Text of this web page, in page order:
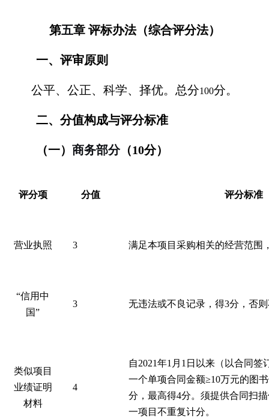
第五章 评标办法（综合评分法）
一、评审原则
公平、公正、科学、择优。总分100分。
二、分值构成与评分标准
（一） 商务部分（10分）
评分项 分值 评分标准
营业执照 3 满足本项目采购相关的经营范围
“信用中
国”
3 无违法或不良记录，得3分，否
类似项目
业绩证明
材料
4
自2021年1 月 1 日以来（以合同签
一个单项合同金额≥10万元的图
分，最高得4分。须提供合同扫
一项目不重复计分。